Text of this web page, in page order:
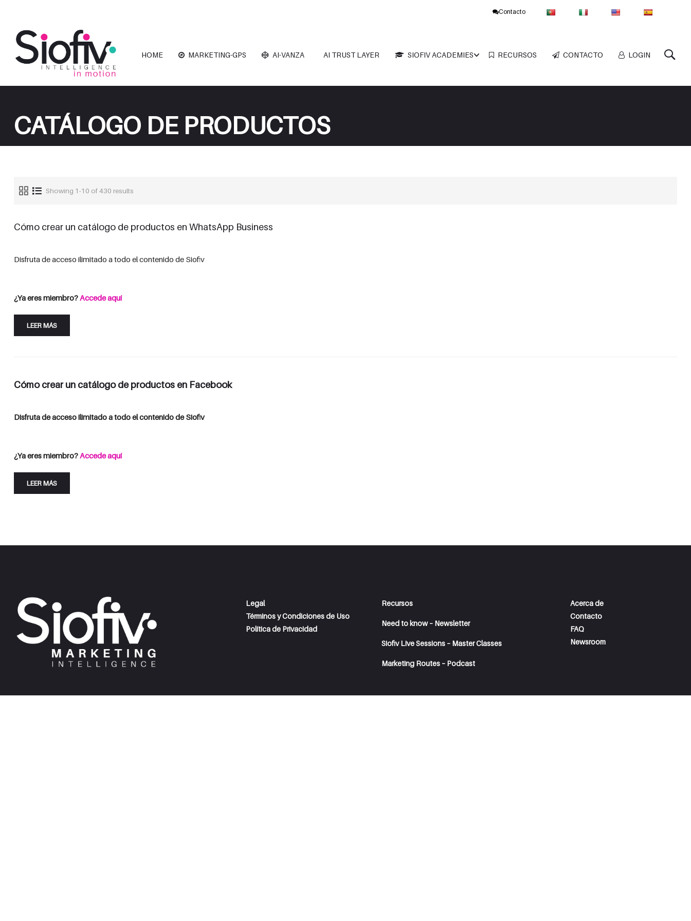
Contacto
HOME MARKETING-GPS AI-VANZA AI TRUST LAYER SIOFIV ACADEMIES RECURSOS CONTACTO LOGIN
CATÁLOGO DE PRODUCTOS
Showing 1-10 of 430 results
Cómo crear un catálogo de productos en WhatsApp Business
Disfruta de acceso ilimitado a todo el contenido de Siofiv
¿Ya eres miembro?Accede aquí
LEER MÁS
Cómo crear un catálogo de productos en Facebook
Disfruta de acceso ilimitado a todo el contenido de Siofiv
¿Ya eres miembro?Accede aquí
LEER MÁS
Legal
Términos y Condiciones de Uso
Política de Privacidad
Recursos
Need to know – Newsletter
Siofiv Live Sessions – Master Classes
Marketing Routes – Podcast
Acerca de
Contacto
FAQ
Newsroom